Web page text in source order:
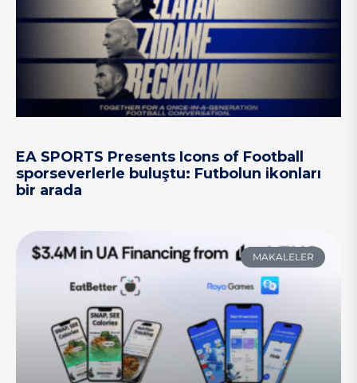
EA SPORTS Presents Icons of Football
sporseverlerle buluştu: Futbolun ikonları
bir arada
MAKALELER